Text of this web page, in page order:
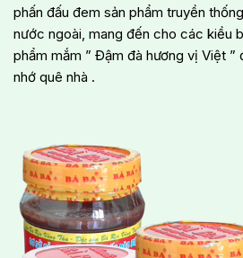
phấn đấu đem sản phẩm truyền
nước ngoài, mang đến cho các kiều
phẩm mắm ” Đậm đà hương vị Việt
nhớ quê nhà .